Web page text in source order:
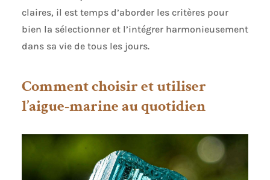
claires, il est temps d’aborder les critères pour
bien la sélectionner et l’intégrer harmonieusement
dans sa vie de tous les jours.
Comment choisir et utiliser
l’aigue-marine au quotidien